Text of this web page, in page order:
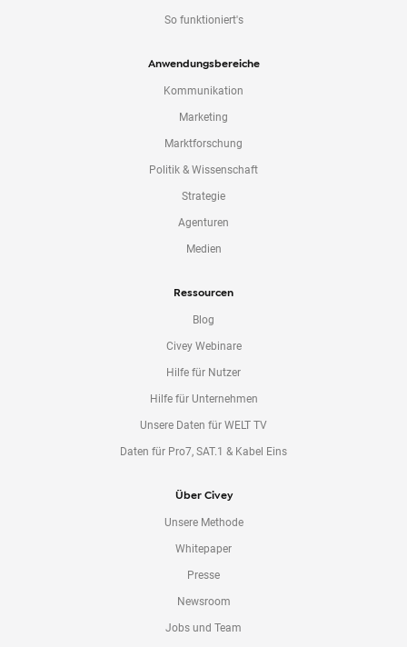
So funktioniert's
Anwendungsbereiche
Kommunikation
Marketing
Marktforschung
Politik & Wissenschaft
Strategie
Agenturen
Medien
Ressourcen
Blog
Civey Webinare
Hilfe für Nutzer
Hilfe für Unternehmen
Unsere Daten für WELT TV
Daten für Pro7, SAT.1 & Kabel Eins
Über Civey
Unsere Methode
Whitepaper
Presse
Newsroom
Jobs und Team